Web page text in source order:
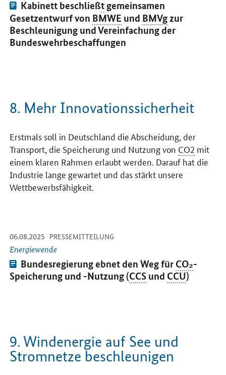
Pressemitteilung:
Kabinett beschließt gemeinsamen
Gesetzentwurf von BMWE und BMVgzur
Beschleunigung und Vereinfachung der
Bundeswehrbeschaffungen
8. Mehr Innovationssicherheit
Erstmals soll in Deutschland die Abscheidung, der
Transport, die Speicherung und Nutzung von CO2 mit
einem klaren Rahmen erlaubt werden. Darauf hat die
Industrie lange gewartet und das stärkt unsere
Wettbewerbsfähigkeit.
06.08.2025 -
PRESSEMITTEILUNG
Energiewende
Pressemitteilung:
Bundesregierung ebnet den Weg für CO₂-
Speicherung und -Nutzung (CCS und CCU)
Öffnet Einzelsicht
9. Windenergie auf See und
Stromnetze beschleunigen